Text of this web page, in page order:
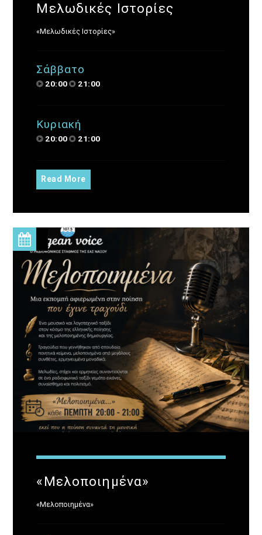
Μια Θάλασσα Τραγούδια
15:30
Μελωδικές Ιστορίες
«Μελωδικές Ιστορίες»
Σάββατο
20:00 21:00
Κυριακή
20:00 21:00
Read More
«Μελοποιημένα»
«Μελοποιημένα»